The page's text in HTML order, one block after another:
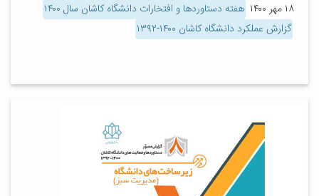
۱۸ مهر ۱۴۰۰
هفته دستاوردها و افتخارات دانشگاه کاشان سال ۱۴۰۰
گزارش عملکرد دانشگاه کاشان ۱۴۰۰-۱۳۹۲